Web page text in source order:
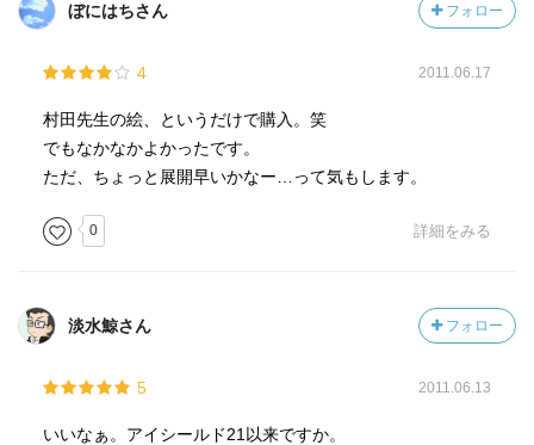
ぼにはちさん フォロー
4 2011.06.17
村田先生の絵、というだけで購入。笑
でもなかなかよかったです。
ただ、ちょっと展開早いかなー…って気もします。
0 詳細をみる
淡水鯨さん フォロー
5 2011.06.13
いいなぁ。アイシールド21以来ですか。